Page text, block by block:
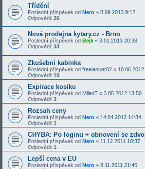
Třídění
Poslední příspěvek od Nero « 8.09.2013 9:12
Odpovědi: 26
Nová prodejna kytary.cz - Brno
Poslední příspěvek od Bejk « 3.01.2013 20:38
Odpovědi: 33
Zkušební kabinka
Poslední příspěvek od freelancer02 « 10.06.2012
Odpovědi: 10
Expirace kosiku
Poslední příspěvek od MilanT « 3.05.2012 13:50
Odpovědi: 3
Rozsah ceny
Poslední příspěvek od Nero « 14.04.2012 14:34
Odpovědi: 1
CHYBA: Po loginu + obnovení se
Poslední příspěvek od Nero « 11.12.2011 10:37
Odpovědi: 1
Lepší cena v EU
Poslední příspěvek od Nero « 8.11.2011 21:46